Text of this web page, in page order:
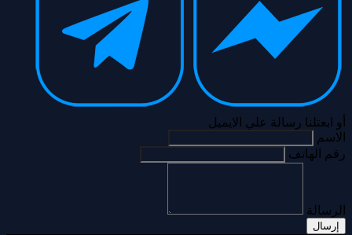
أو ابعتلنا رسالة علي الايميل
الاسم
رقم الهاتف
الرسالة
إرسال